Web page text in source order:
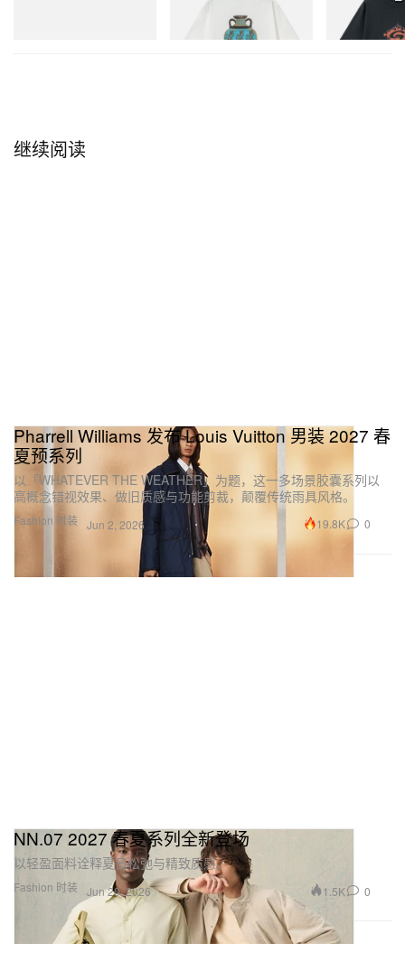
收纳。手袋方面，品牌重新带回柔软皮革制的「The
立刻购入
继续阅读
Fashion 时装
Pharrell Williams 发布 Louis Vuitton 男装 2027 春
夏预系列
以「WHATEVER THE WEATHER」为题，这一多场景胶囊系列以
高概念错视效果、做旧质感与功能剪裁，颠覆传统雨具风格。
Jun 2, 2026 19.8K 0
Fashion 时装
NN.07 2027 春夏系列全新登场
以轻盈面料诠释夏日松弛与精致质感。
Jun 20, 2026 1.5K 0